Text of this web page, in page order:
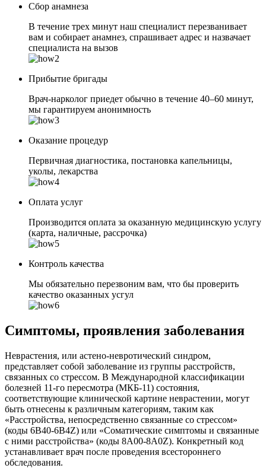
Сбор анамнеза
В течение трех минут наш специалист перезванивает
вам и собирает анамнез, спрашивает адрес и назвачает
специалиста на вызов
Прибытие бригады
Врач-нарколог приедет обычно в течение 40–60 минут,
мы гарантируем анонимность
Оказание процедур
Первичная диагностика, постановка капельницы,
уколы, лекарства
Оплата услуг
Производится оплата за оказанную медицинскую услугу
(карта, наличные, рассрочка)
Контроль качества
Мы обязательно перезвоним вам, что бы проверить
качество оказанных усгул
Симптомы, проявления заболевания
Неврастения, или астено-невротический синдром,
представляет собой заболевание из группы расстройств,
связанных со стрессом. В Международной классификации
болезней 11-го пересмотра (МКБ-11) состояния,
соответствующие клинической картине неврастении, могут
быть отнесены к различным категориям, таким как
«Расстройства, непосредственно связанные со стрессом»
(коды 6B40-6B4Z) или «Соматические симптомы и связанные
с ними расстройства» (коды 8A00-8A0Z). Конкретный код
устанавливает врач после проведения всестороннего
обследования.